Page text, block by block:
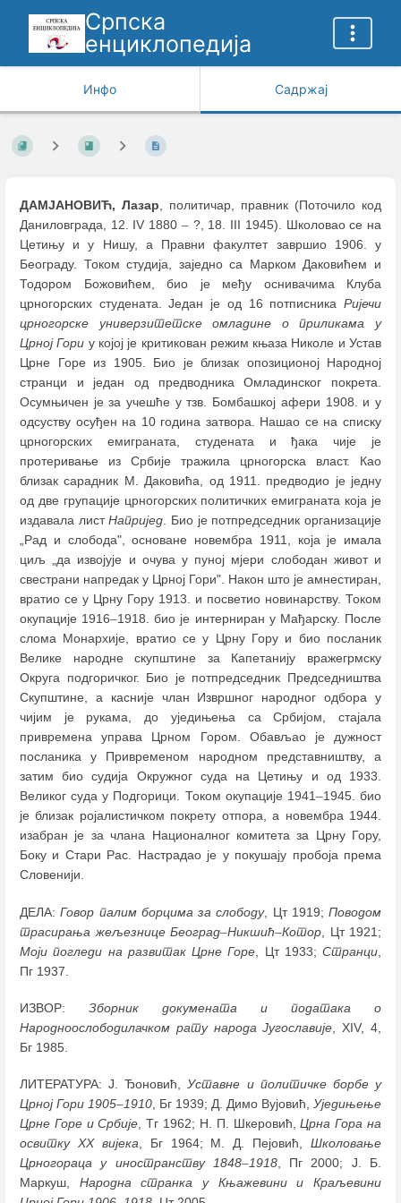
Српска
енциклопедија
Инфо Садржај
ДАМЈАНОВИЋ, Лазар, политичар, правник (Поточило код
Даниловграда, 12. IV 1880 –?, 18. III 1945). Школовао се на
Цетињу и у Нишу, а Правни факултет завршио 1906. у
Београду. Током студија, заједно са Марком Даковићем и
Тодором Божовићем, био је међу оснивачима Клуба
црногорских студената. Један је од 16 потписника Ријечи
црногорске универзитетске омладине о приликама у
Црној Гори у којој је критикован режим књаза Николе и Устав
Црне Горе из 1905. Био је близак опозиционој Народној
странци и један од предводника Омладинског покрета.
Осумњичен је за учешће у тзв. Бомбашкој афери 1908. и у
одсуству осуђен на 10 година затвора. Нашао се на списку
црногорских емиграната, студената и ђака чије је
протеривање из Србије тражила црногорска власт. Као
близак сарадник М. Даковића, од 1911. предводио је једну
од две групације црногорских политичких емиграната која је
издавала листНапријед. Био је потпредседник организације
„Рад и слобода", основане новембра 1911, која је имала
циљ „да извојује и очува у пуној мјери слободан живот и
свестрани напредак у Црној Гори". Након што је амнестиран,
вратио се у Црну Гору 1913. и посветио новинарству. Током
окупације 1916–1918. био је интерниран у Мађарску. После
слома Монархије, вратио се у Црну Гору и био посланик
Велике народне скупштине за Капетанију вражегрмску
Округа подгоричког. Био је потпредседник Председништва
Скупштине, а касније члан Извршног народног одбора у
чијим је рукама, до уједињења са Србијом, стајала
привремена управа Црном Гором. Обављао је дужност
посланика у Привременом народном представништву, а
затим био судија Окружног суда на Цетињу и од 1933.
Великог суда у Подгорици. Током окупације 1941–1945. био
је близак ројалистичком покрету отпора, а новембра 1944.
изабран је за члана Националног комитета за Црну Гору,
Боку и Стари Рас. Настрадао је у покушају пробоја према
Словенији.
ДЕЛА:Говор палим борцима за слободу, Цт 1919; Поводом
трасирања жељезнице Београд–Никшић–Котор , Цт 1921;
Моји погледи на развитак Црне Горе , Цт 1933; Странци
Пг 1937.
ИЗВОР: Зборник докумената и података о
Народноослободилачком рату народа Југославије , XIV, 4,
Бг 1985.
ЛИТЕРАТУРА: Ј. Ђоновић,Уставне и политичке борбе у
Црној Гори 1905–1910 , Бг 1939; Д. Димо Вујовић, Уједињење
Црне Горе и Србије , Тг 1962; Н. П. Шкеровић,Црна Гора на
освитку XX вијека , Бг 1964; М. Д. Пејовић, Школовање
Црногораца у иностранству 1848–1918, Пг 2000; Ј. Б.
Маркуш, Народна странка у Књажевини и Краљевини